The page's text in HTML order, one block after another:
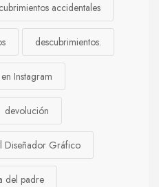
accidentales
descubrimientos.
Instagram
devolución
Diseñador Gráfico
del padre